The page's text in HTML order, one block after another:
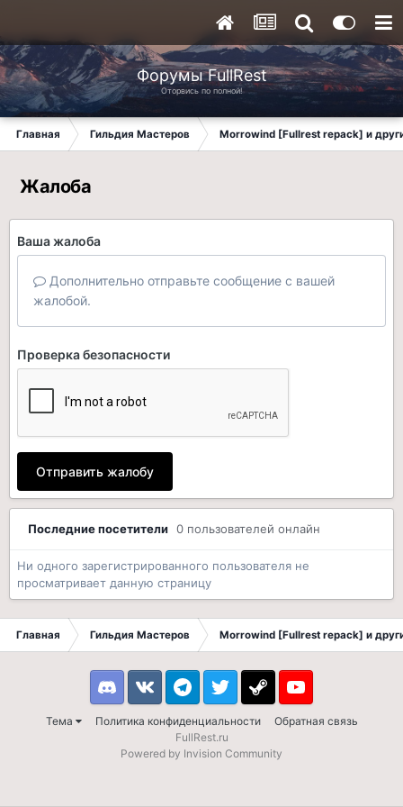
Форумы FullRest
Оторвись по полной!
Главная Гильдия Мастеров Morrowind [Fullrest repack] и
Жалоба
Ваша жалоба
Дополнительно отправьте сообщение с вашей
жалобой.
Проверка безопасности
Отправить жалобу
Последние посетители 0 пользователей онлайн
Ни одного зарегистрированного пользователя не
просматривает данную страницу
Главная Гильдия Мастеров Morrowind [Fullrest repack] и
Тема Политика конфиденциальности Обратная связь
DiscordVK TelegramTwitter Steam Youtube
FullRest.ru
Powered by Invision Community